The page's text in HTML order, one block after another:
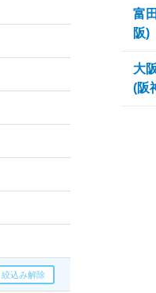
富
阪)
大
(阪